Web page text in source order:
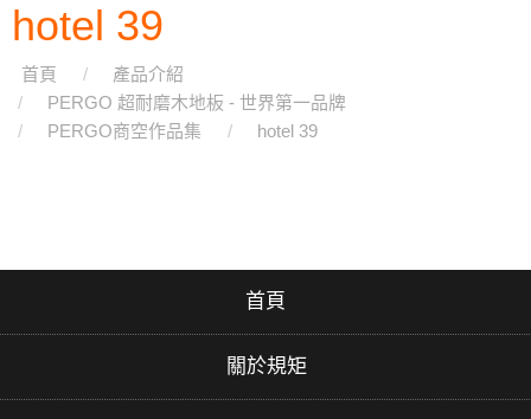
hotel 39
首頁
產品介紹
PERGO 超耐磨木地板 - 世界第一品牌
PERGO商空作品集
hotel 39
首頁
關於規矩